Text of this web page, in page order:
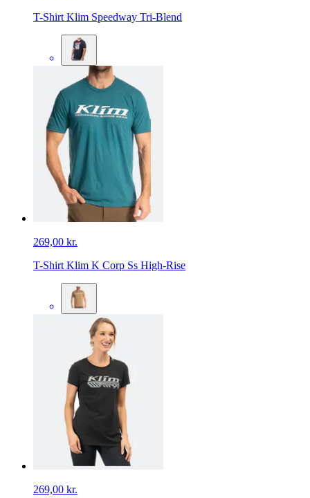
T-Shirt Klim Speedway Tri-Blend
269,00 kr.
T-Shirt Klim K Corp Ss High-Rise
269,00 kr.